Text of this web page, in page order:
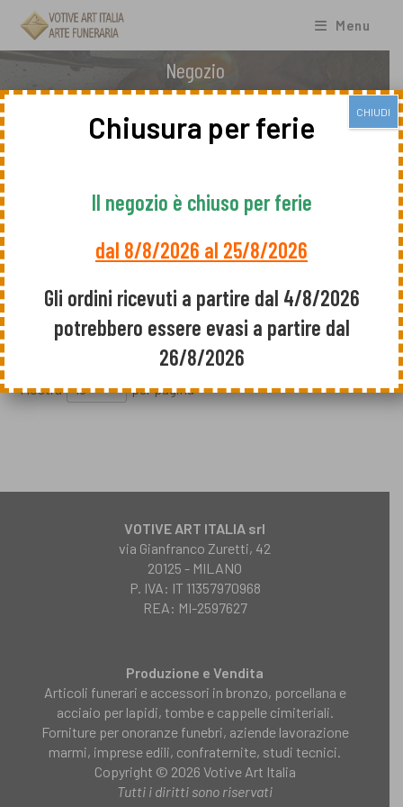
contenuto
Menu
Negozio
IMAGE NOME PREZZO
AGGIUNGI
SELEZIONA
TUTTO
Mostra per pagina
VOTIVE ART ITALIA srl
via Gianfranco Zuretti, 42
20125 - MILANO
P. IVA: IT 11357970968
REA: MI-2597627
Produzione e Vendita
Articoli funerari e accessori in bronzo, porcellana e
acciaio per lapidi, tombe e cappelle cimiteriali.
Forniture per onoranze funebri, aziende lavorazione
marmi, imprese edili, confraternite, studi tecnici.
Copyright © 2026 Votive Art Italia
Tutti i diritti sono riservati
Chiusura per ferie
Il negozio è chiuso per ferie
dal 8/8/2026 al 25/8/2026
Gli ordini ricevuti a partire dal 4/8/2026
potrebbero essere evasi a partire dal
26/8/2026
CHIUDI